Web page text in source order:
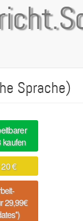
Sprache)
kaufen
€
29,99€